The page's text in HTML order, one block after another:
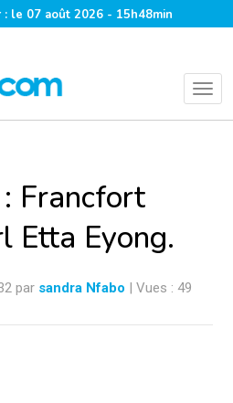
: le 07 août 2026 - 15h48min
Francfort
Etta Eyong.
par sandra Nfabo | Vues : 49